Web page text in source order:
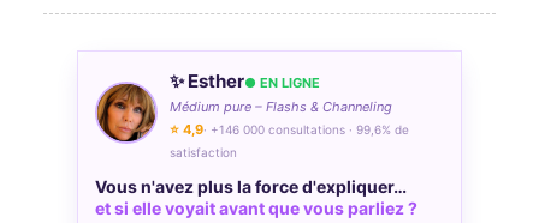
✨ Esther● EN LIGNE
Médium pure – Flashs & Channeling
⭐ 4,9· +146 000 consultations · 99,6% de
satisfaction
Vous n'avez plus la force d'expliquer…
et si elle voyait avant que vous parliez ?